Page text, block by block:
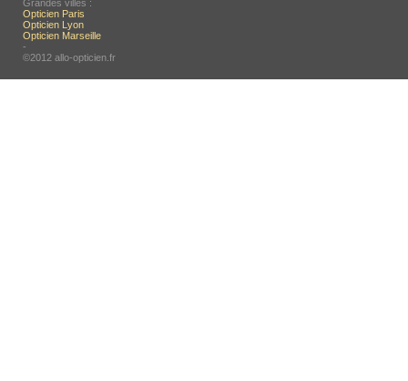
Grandes villes :
Opticien Paris
Opticien Lyon
Opticien Marseille
-
©2012 allo-opticien.fr